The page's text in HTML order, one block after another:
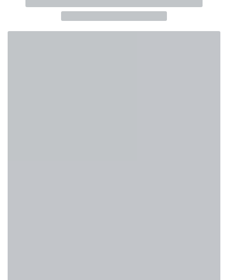
Galex hat seine Rückkehr offiziell
angekündigt